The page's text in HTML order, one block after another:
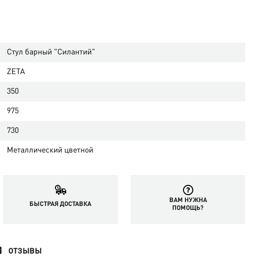
Стул барный "Силантий"
ZETA
350
975
730
Металлический цветной
БЫСТРАЯ ДОСТАВКА
ВАМ НУЖНА
ПОМОЩЬ?
ОТЗЫВЫ